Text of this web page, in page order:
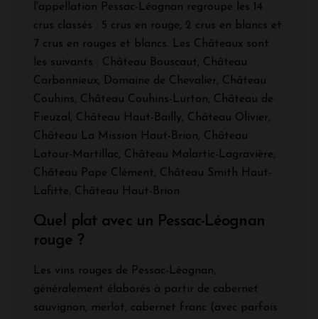
l'appellation Pessac-Léognan regroupe les 14
crus classés : 5 crus en rouge, 2 crus en blancs et
7 crus en rouges et blancs. Les Châteaux sont
les suivants : Château Bouscaut, Château
Carbonnieux, Domaine de Chevalier, Château
Couhins, Château Couhins-Lurton, Château de
Fieuzal, Château Haut-Bailly, Château Olivier,
Château La Mission Haut-Brion, Château
Latour-Martillac, Château Malartic-Lagravière,
Château Pape Clément, Château Smith Haut-
Lafitte, Château Haut-Brion
Quel plat avec un Pessac-Léognan
rouge ?
Les vins rouges de Pessac-Léognan,
généralement élaborés à partir de cabernet
sauvignon, merlot, cabernet franc (avec parfois